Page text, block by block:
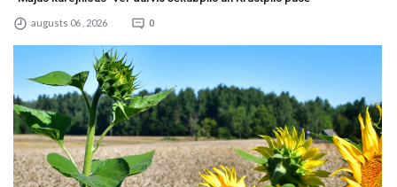
augusts 06 , 2026 0